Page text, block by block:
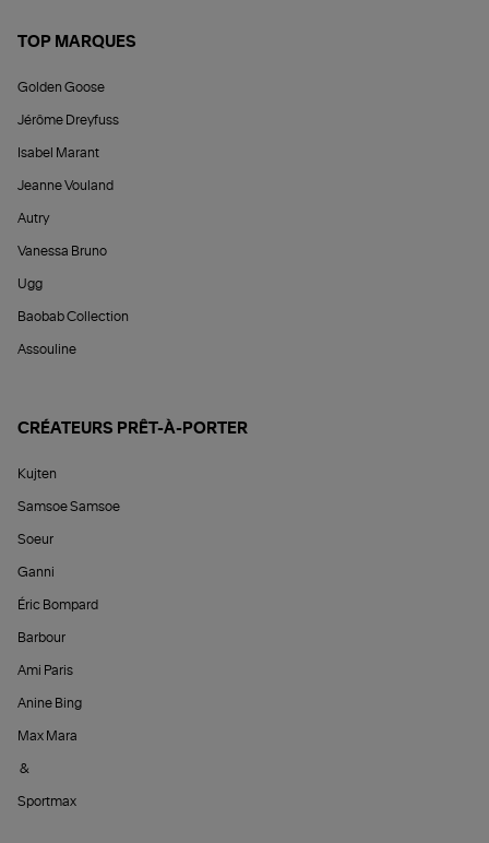
TOP MARQUES
Golden Goose
Jérôme Dreyfuss
Isabel Marant
Jeanne Vouland
Autry
Vanessa Bruno
Ugg
Baobab Collection
Assouline
CRÉATEURS PRÊT-À-PORTER
Kujten
Samsoe Samsoe
Soeur
Ganni
Éric Bompard
Barbour
Ami Paris
Anine Bing
Max Mara
&
Sportmax